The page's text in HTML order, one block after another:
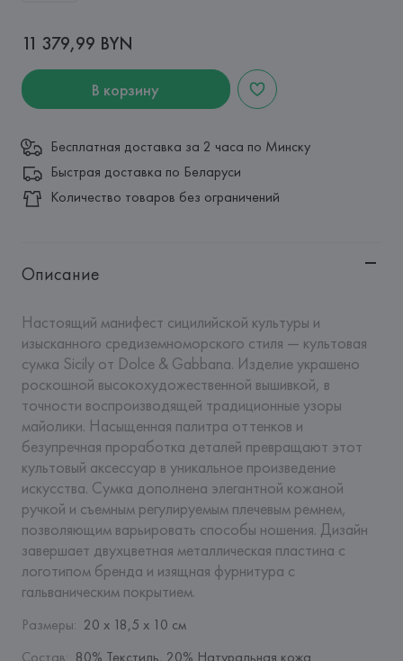
11 379,99 BYN
В корзину
Бесплатная доставка за 2 часа по Минску
Быстрая доставка по Беларуси
Количество товаров без ограничений
Описание
Настоящий манифест сицилийской культуры и
изысканного средиземноморского стиля — культовая
сумка Sicily от Dolce & Gabbana. Изделие украшено
роскошной высокохудожественной вышивкой, в
точности воспроизводящей традиционные узоры
майолики. Насыщенная палитра оттенков и
безупречная проработка деталей превращают этот
культовый аксессуар в уникальное произведение
искусства. Сумка дополнена элегантной кожаной
ручкой и съемным регулируемым плечевым ремнем,
позволяющим варьировать способы ношения. Дизайн
завершает двухцветная металлическая пластина с
логотипом бренда и изящная фурнитура с
гальваническим покрытием.
Размеры: 20 х 18,5 х 10 см
Состав: 80% Текстиль, 20% Натуральная кожа